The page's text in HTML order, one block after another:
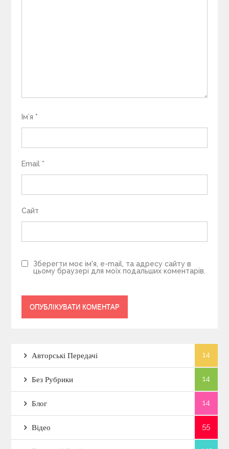
Ім’я *
Email *
Сайт
Зберегти моє ім'я, e-mail, та адресу сайту в
цьому браузері для моїх подальших коментарів.
Авторські Передачі 14
Без Рубрики 14
Блог 14
Відео 55